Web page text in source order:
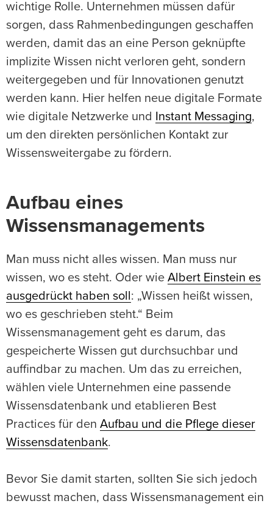
wichtige Rolle. Unternehmen müssen dafür
sorgen, dass Rahmenbedingungen geschaffen
werden, damit das an eine Person geknüpfte
implizite Wissen nicht verloren geht, sondern
weitergegeben und für Innovationen genutzt
werden kann. Hier helfen neue digitale Formate
wie digitale Netzwerke und
Instant Messaging,
um den direkten persönlichen Kontakt zur
Wissensweitergabe zu fördern.
Aufbau eines
Wissensmanagements
Man muss nicht alles wissen. Man muss nur
wissen, wo es steht. Oder wie Albert Einstein es
ausgedrückt haben soll : „Wissen heißt wissen,
wo es geschrieben steht.“ Beim
Wissensmanagement geht es darum, das
gespeicherte Wissen gut durchsuchbar und
auffindbar zu machen. Um das zu erreichen,
wählen viele Unternehmen eine passende
Wissensdatenbank und etablieren Best
Practices für den Aufbau und die Pflege dieser
Wissensdatenbank.
Bevor Sie damit starten, sollten Sie sich jedoch
bewusst machen, dass Wissensmanagement ein